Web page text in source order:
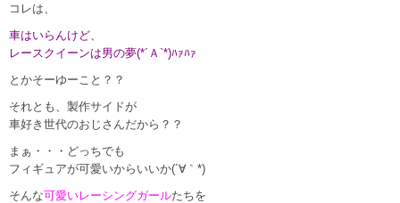
コレは、
車はいらんけど、
レースクイーンは男の夢(*´Ａ`*)ﾊｧﾊｧ
とかそーゆーこと？？
それとも、製作サイドが
車好き世代のおじさんだから？？
まぁ・・・どっちでも
フィギュアが可愛いからいいか(´∀｀*)
そんな可愛いレーシングガールたちを